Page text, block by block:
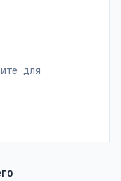
для